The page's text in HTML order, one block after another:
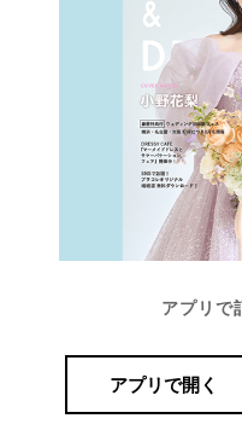
アプリで
アプリで開く